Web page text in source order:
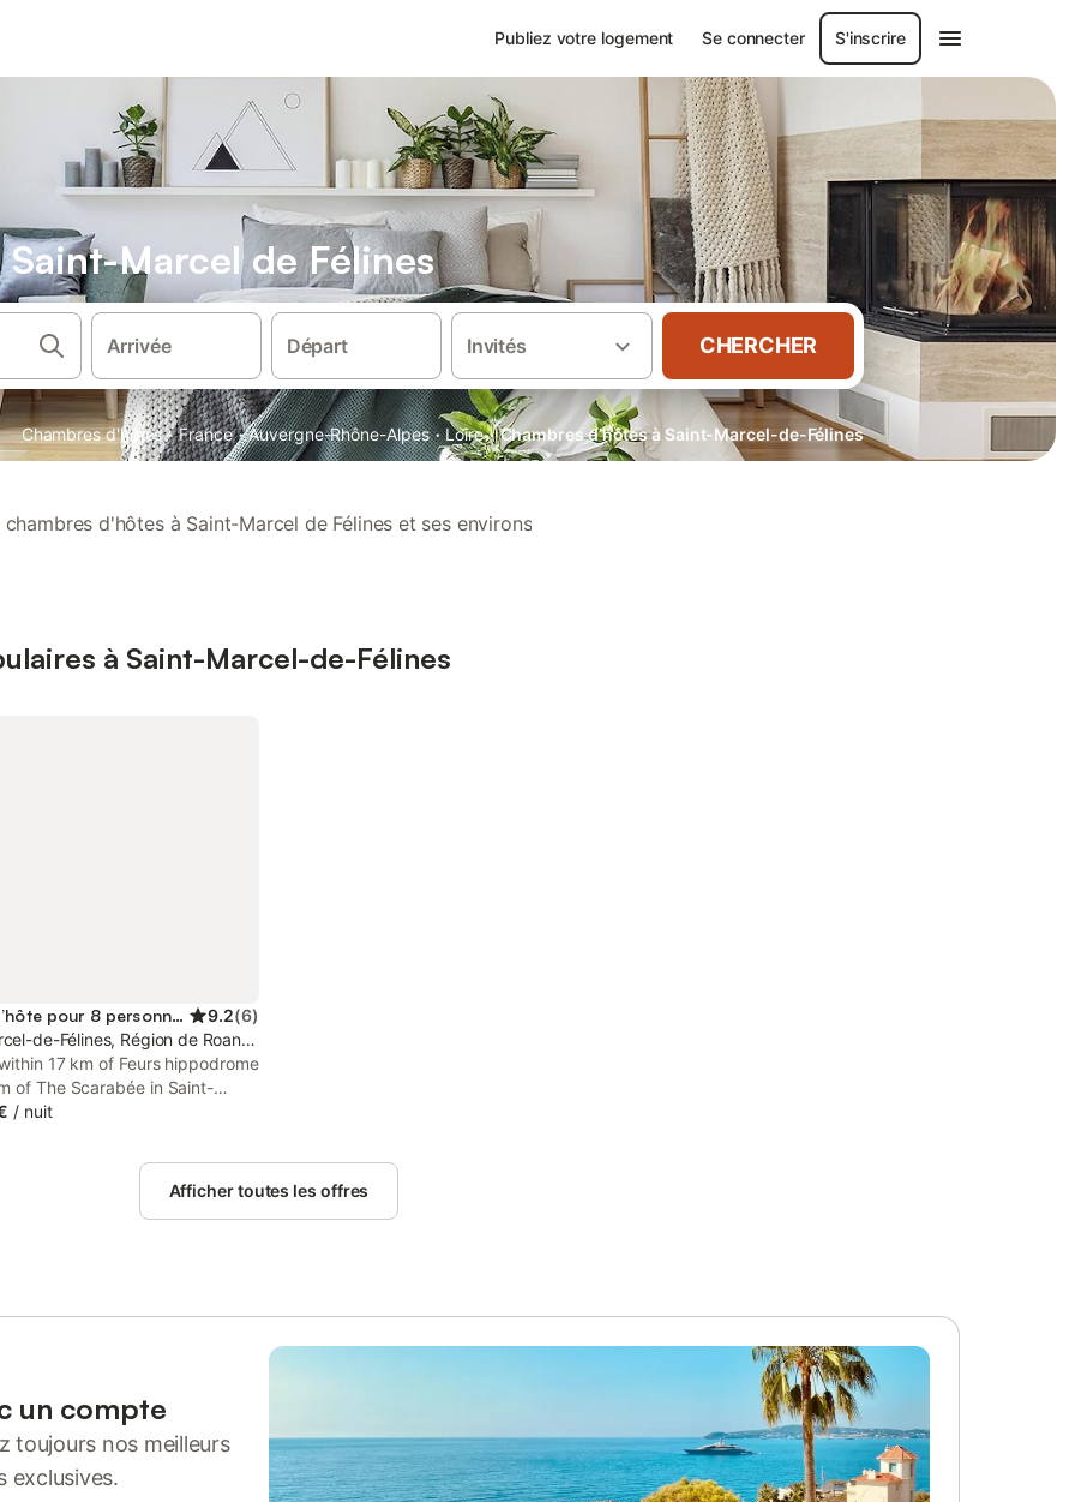
Publiez votre logement Se connecter S'inscrire
Marcel de Félines
Arrivée Départ Invités CHERCHER
Chambres d'hôtes · France · Auvergne-Rhône-Alpes · Loire · Chambres d’hôtes à Saint-Marcel-de-Félines
chambres d'hôtes à Saint-Marcel de Félines et ses environs
à Saint-Marcel-de-Félines
Maison d’hôte pour 8 personnes 9.2(6)
de-Félines, Région de Roanne
17 km of Feurs hippodrome
of The Scarabée in Saint-
Félines, Séjour au Domaine
with seating area. This
offers access to a terrace and
/ nuit
Afficher toutes les offres
un compte
toujours nos meilleurs
exclusives.